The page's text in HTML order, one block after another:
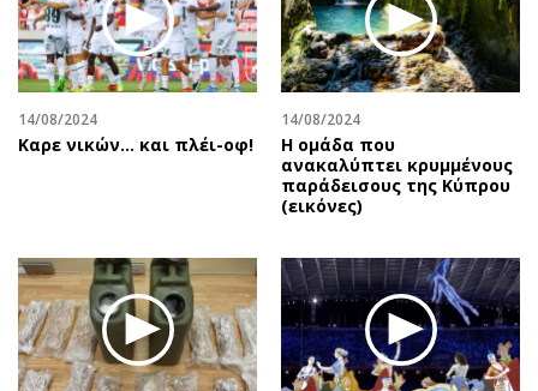
Ελλάδα
Κόσμος
Παράξενα
Πολιτισμός
Σινεμά
Εικαστικά
Βιβλίο
Χειρόγραφα
Συνταγές
Έξοδος
Media
Εκπομπές
Wine routes
Podcasts
Προσφορές
Προσωπικότητες στην ''Κ''
Επιστολές
14/08/2024
Καρε νικών... και πλέι-οφ!
14/08/2024
Η ομάδα που
ανακαλύπτει κρυμμένους
παράδεισους της Κύπρου
(εικόνες)